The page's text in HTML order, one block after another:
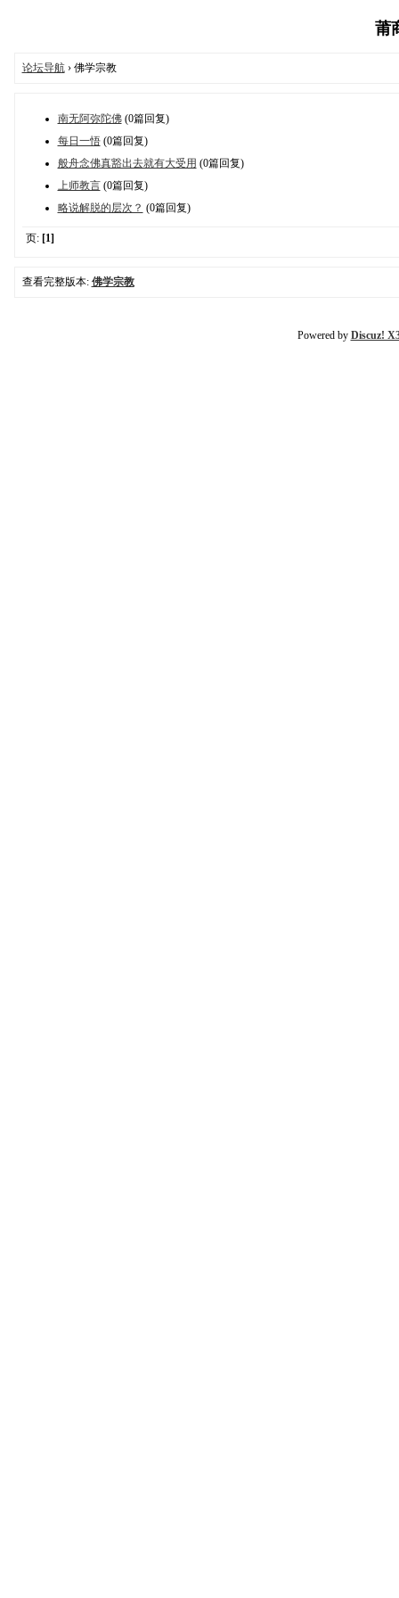
莆
论坛导航› 佛学宗教
南无阿弥陀佛(0篇回复)
每日一悟(0篇回复)
般舟念佛真豁出去就有大受用 (0篇回复)
上师教言(0篇回复)
略说解脱的层次？ (0篇回复)
页: [1]
查看完整版本: 佛学宗教
Powered by Discuz!